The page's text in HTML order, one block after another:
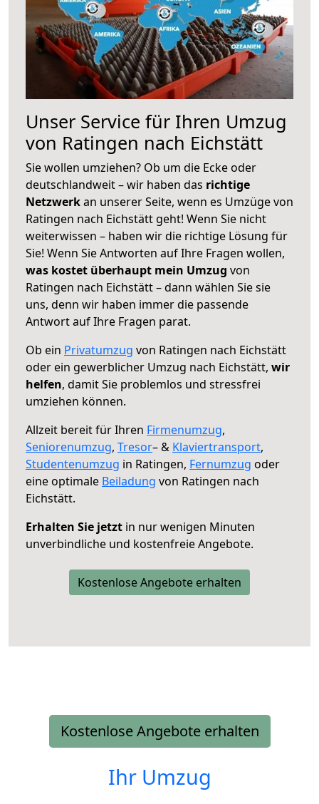
Unser Service für Ihren Umzug
von Ratingen nach Eichstätt
Sie wollen umziehen? Ob um die Ecke oder
deutschlandweit – wir haben das richtige
Netzwerkan unserer Seite, wenn es Umzüge von
Ratingen nach Eichstätt geht! Wenn Sie nicht
weiterwissen – haben wir die richtige Lösung für
Sie! Wenn Sie Antworten auf Ihre Fragen wollen,
was kostet überhaupt mein Umzug von
Ratingen nach Eichstätt – dann wählen Sie sie
uns, denn wir haben immer die passende
Antwort auf Ihre Fragen parat.
Ob ein Privatumzug von Ratingen nach Eichstätt
oder ein gewerblicher Umzug nach Eichstätt, wir
helfen, damit Sie problemlos und stressfrei
umziehen können.
Allzeit bereit für Ihren Firmenumzug,
Seniorenumzug, Tresor– & Klaviertransport,
Studentenumzug in Ratingen, Fernumzug oder
eine optimale Beiladung von Ratingen nach
Eichstätt.
Erhalten Sie jetzt in nur wenigen Minuten
unverbindliche und kostenfreie Angebote.
Kostenlose Angebote erhalten
Kostenlose Angebote erhalten
Ihr Umzug